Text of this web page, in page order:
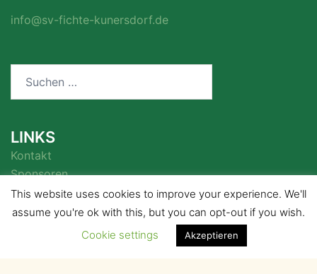
info@sv-fichte-kunersdorf.de
LINKS
Kontakt
Sponsoren
This website uses cookies to improve your experience. We'll
assume you're ok with this, but you can opt-out if you wish.
Cookie settings
Akzeptieren